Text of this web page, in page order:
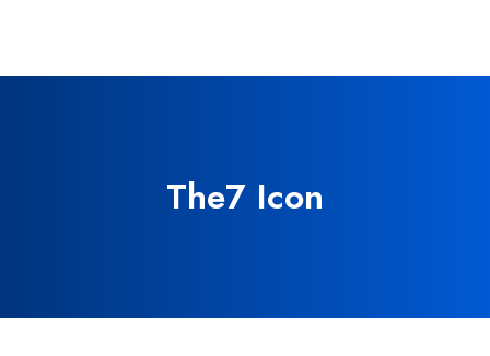
The7 Icon